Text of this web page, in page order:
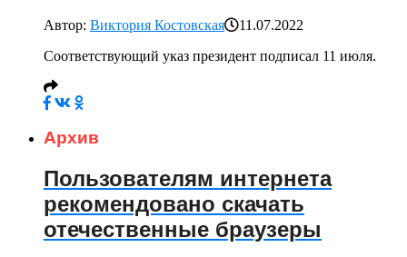
Автор: Виктория Костовская
11.07.2022
Соответствующий указ президент подписал 11 июля.
Архив
Пользователям интернета
рекомендовано скачать
отечественные браузеры